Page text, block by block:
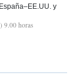
y
9.00 horas